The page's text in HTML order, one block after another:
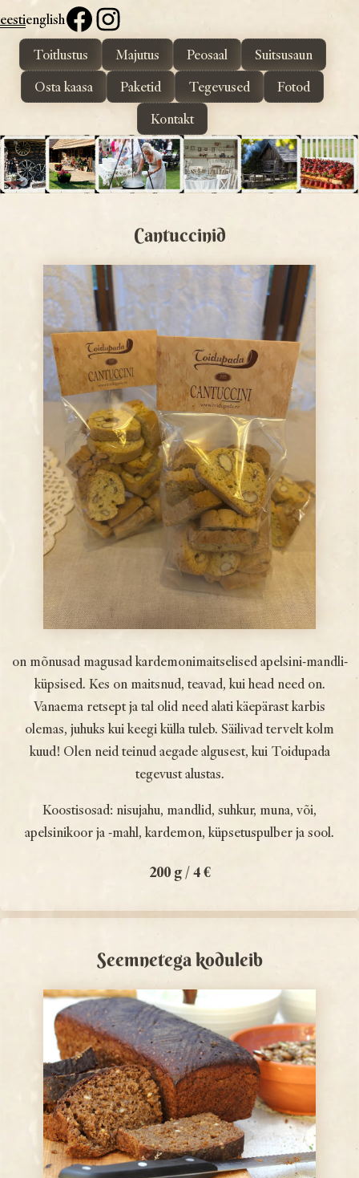
eestienglish
Toidupada
Maitsvad toidud kaunis Otepää looduses
Toitlustus Majutus Peosaal
Suitsusaun
Osta kaasa
Paketid Tegevused
Fotod
Kontakt
Cantuccinid
on mõnusad magusad kardemoni­maitselised apelsini-mandli­
küpsised. Kes on maitsnud, teavad, kui head need on.
Vanaema retsept ja tal olid need alati käepärast karbis
olemas, juhuks kui keegi külla tuleb. Säilivad tervelt kolm
kuud! Olen neid teinud aegade algusest, kui Toidupada
tegevust alustas.
Koostisosad: nisujahu, mandlid, suhkur, muna, või,
apelsinikoor ja -mahl, kardemon, küpsetuspulber ja sool.
200 g / 4 €
Seemnetega koduleib